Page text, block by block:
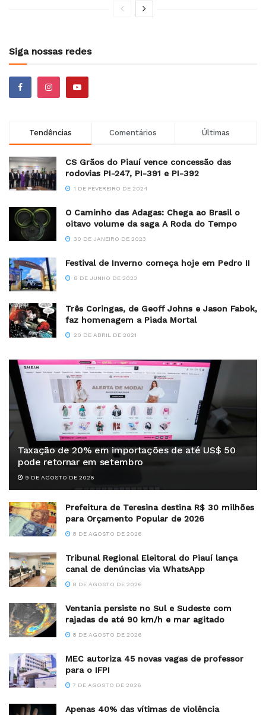
Siga nossas redes
Tendências Comentários Últimas
CS Grãos do Piauí vence concessão das
rodovias PI-247, PI-391 e PI-392
1 DE FEVEREIRO DE 2024
O Caminho das Adagas: Chega ao Brasil o
oitavo volume da saga A Roda do Tempo
30 DE JANEIRO DE 2023
Festival de Inverno começa hoje em Pedro II
8 DE JUNHO DE 2023
Três Coringas, de Geoff Johns e Jason Fabok,
faz homenagem a Piada Mortal
20 DE ABRIL DE 2021
Taxação de 20% em importações de até US$ 50
pode retornar em setembro
9 DE AGOSTO DE 2026
Prefeitura de Teresina destina R$ 30 milhões
para Orçamento Popular de 2026
8 DE AGOSTO DE 2026
Tribunal Regional Eleitoral do Piauí lança
canal de denúncias via WhatsApp
8 DE AGOSTO DE 2026
Ventania persiste no Sul e Sudeste com
rajadas de até 90 km/h e mar agitado
8 DE AGOSTO DE 2026
MEC autoriza 45 novas vagas de professor
para o IFPI
7 DE AGOSTO DE 2026
Apenas 40% das vítimas de violência